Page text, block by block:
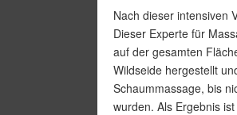
Nach dieser intensiven
Dieser Experte für
auf der gesamten
Wildseide hergestellt
Schaummassage, bis
wurden. Als Ergebnis